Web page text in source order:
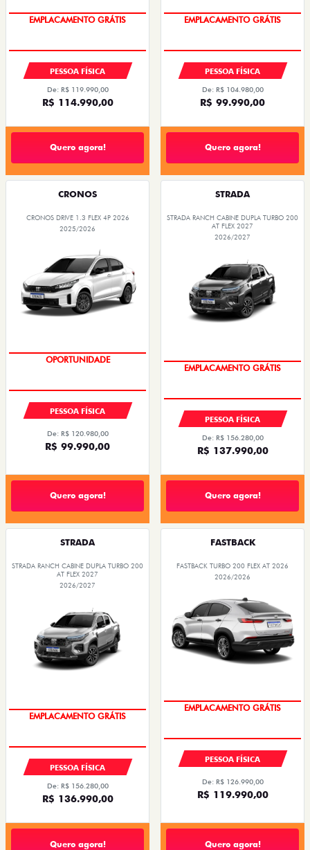
OPORTUNIDADE
PESSOA FÍSICA
De: R$ 119.990,00
R$ 114.990,00
Quero agora!
OPORTUNIDADE
PESSOA FÍSICA
De: R$ 104.980,00
R$ 99.990,00
Quero agora!
CRONOS
CRONOS DRIVE 1.3 FLEX 4P 2026
2025/2026
EMPLACAMENTO GRÁTIS
PESSOA FÍSICA
De: R$ 120.980,00
R$ 99.990,00
Quero agora!
STRADA
STRADA RANCH CABINE DUPLA TURBO 200
AT FLEX 2027
2026/2027
OPORTUNIDADE
PESSOA FÍSICA
De: R$ 156.280,00
R$ 137.990,00
Quero agora!
STRADA
STRADA RANCH CABINE DUPLA TURBO 200
AT FLEX 2027
2026/2027
OPORTUNIDADE
PESSOA FÍSICA
De: R$ 156.280,00
R$ 136.990,00
Quero agora!
FASTBACK
FASTBACK TURBO 200 FLEX AT 2026
2026/2026
OPORTUNIDADE
PESSOA FÍSICA
De: R$ 126.990,00
R$ 119.990,00
Quero agora!